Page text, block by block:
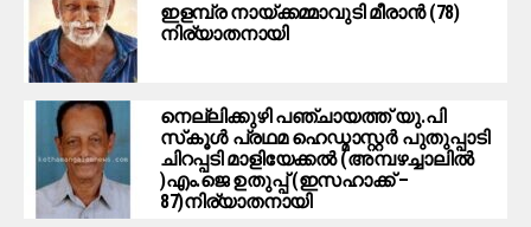
ഇളമ്പ്ര നായ്ക്കമ്മാവുടി മീരാൻ (78)
നിര്യാതനായി
നെല്ലിക്കുഴി പഞ്ചായത്ത് യു.പി
സ്‌കൂൾ പ്രഥമ ഹെഡ്മാസ്റ്റർ പുതുപ്പാടി
ചിറപ്പടി മാളിയേക്കൽ (അമ്പഴച്ചാലിൽ
)എം.ജെ ഉതുപ്പ് (ഇസഹാക്ക് –
87)നിര്യാതനായി